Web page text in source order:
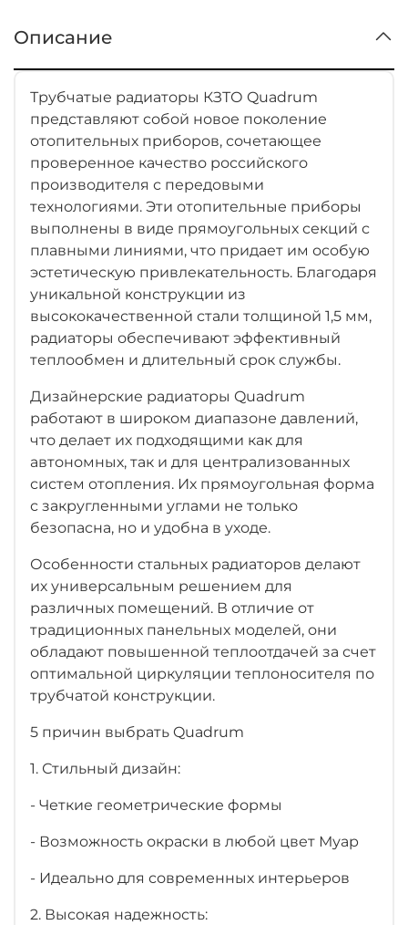
Описание
Трубчатые радиаторы КЗТО Quadrum
представляют собой новое поколение
отопительных приборов, сочетающее
проверенное качество российского
производителя с передовыми
технологиями. Эти отопительные приборы
выполнены в виде прямоугольных секций с
плавными линиями, что придает им особую
эстетическую привлекательность. Благодаря
уникальной конструкции из
высококачественной стали толщиной 1,5 мм,
радиаторы обеспечивают эффективный
теплообмен и длительный срок службы.
Дизайнерские радиаторы Quadrum
работают в широком диапазоне давлений,
что делает их подходящими как для
автономных, так и для централизованных
систем отопления. Их прямоугольная форма
с закругленными углами не только
безопасна, но и удобна в уходе.
Особенности стальных радиаторов делают
их универсальным решением для
различных помещений. В отличие от
традиционных панельных моделей, они
обладают повышенной теплоотдачей за счет
оптимальной циркуляции теплоносителя по
трубчатой конструкции.
5 причин выбрать Quadrum
1. Стильный дизайн:
- Четкие геометрические формы
- Возможность окраски в любой цвет Муар
- Идеально для современных интерьеров
2. Высокая надежность: